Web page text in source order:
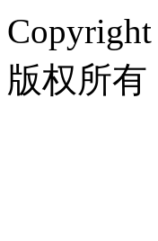
版权所有